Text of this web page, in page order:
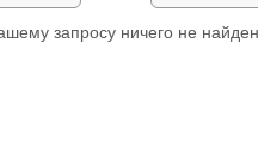
запросу ничего не